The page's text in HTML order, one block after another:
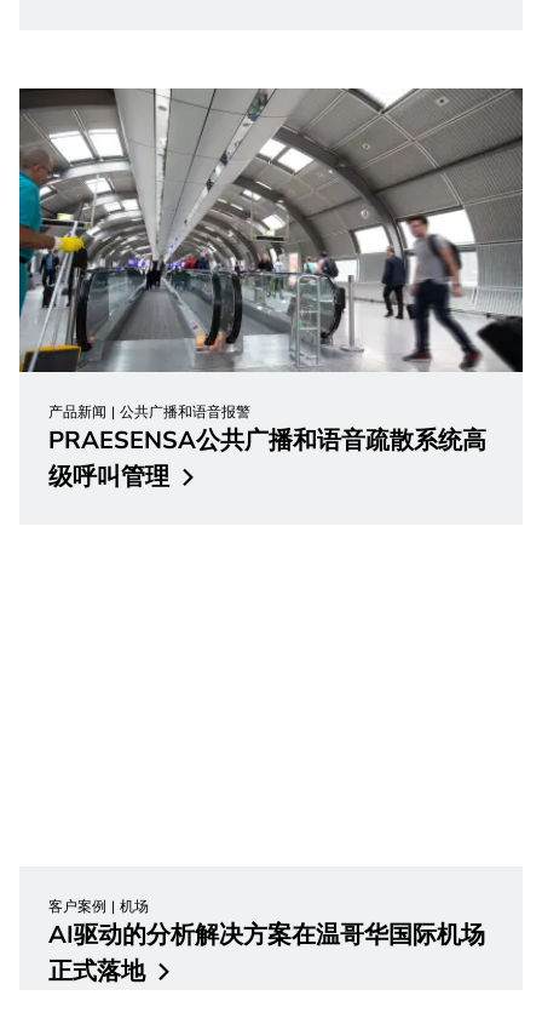
产品新闻 公共广播和语音报警
PRAESENSA公共广播和语音疏散系统高
级呼叫管理
客户案例 机场
AI驱动的分析解决方案在温哥华国际机场
正式落地